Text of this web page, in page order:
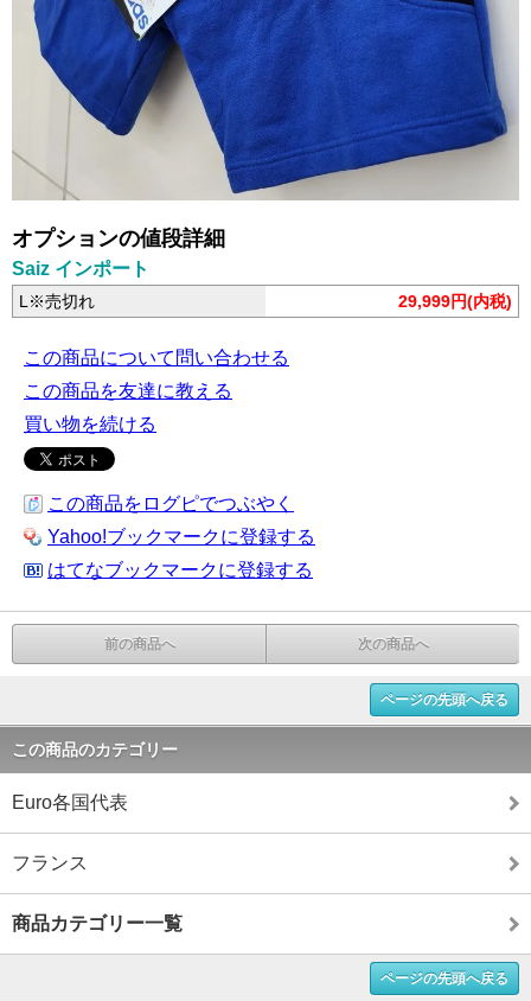
オプションの値段詳細
Saiz インポート
L※売切れ 29,999円(内税)
この商品について問い合わせる
この商品を友達に教える
買い物を続ける
この商品をログピでつぶやく
Yahoo!ブックマークに登録する
はてなブックマークに登録する
前の商品へ 次の商品へ
ページの先頭へ戻る
この商品のカテゴリー
Euro各国代表
フランス
商品カテゴリー一覧
ページの先頭へ戻る